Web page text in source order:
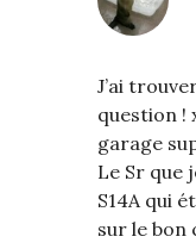
J’ai
question !
garage
Le Sr que
S14A qui
sur le bon